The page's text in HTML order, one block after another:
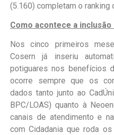
(5.160) completam o ranking
Como acontece a
Nos cinco primeiros
Cosern já inseriu
potiguares nos benefícios
ocorre sempre que os
dados tanto junto ao
BPC/LOAS) quanto à
canais de atendimento e
com Cidadania que roda